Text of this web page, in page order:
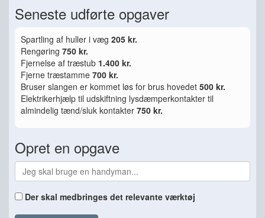
Seneste udførte opgaver
Spartling af huller i væg 205 kr.
Rengøring 750 kr.
Fjernelse af træstub 1.400 kr.
Fjerne træstamme 700 kr.
Bruser slangen er kommet løs for brus hovedet 500 kr.
Elektrikerhjælp til udskiftning lysdæmperkontakter til
almindelig tænd/sluk kontakter 750 kr.
Opret en opgave
Der skal medbringes det relevante værktøj